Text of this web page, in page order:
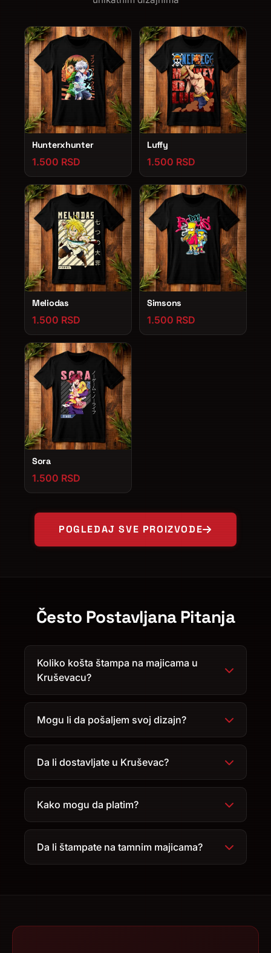
Hunterxhunter
1.500 RSD
Luffy
1.500 RSD
Meliodas
1.500 RSD
Simsons
1.500 RSD
Sora
1.500 RSD
POGLEDAJ SVE PROIZVODE
Često Postavljana Pitanja
Koliko košta štampa na majicama u
Kruševacu?
Mogu li da pošaljem svoj dizajn?
Da li dostavljate u Kruševac?
Kako mogu da platim?
Da li štampate na tamnim majicama?